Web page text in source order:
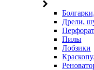
Дрели,
Пилы
Лобзики